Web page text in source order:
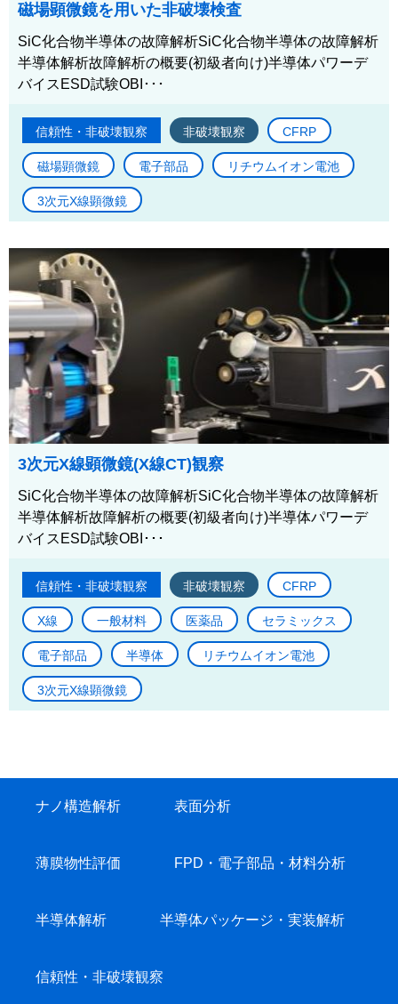
磁場顕微鏡を用いた非破壊検査
SiC化合物半導体の故障解析SiC化合物半導体の故障解析
半導体解析故障解析の概要(初級者向け)半導体パワーデ
バイスESD試験OBI･･･
信頼性・非破壊観察 非破壊観察 CFRP
磁場顕微鏡 電子部品 リチウムイオン電池
3次元X線顕微鏡
3次元X線顕微鏡(X線CT)観察
SiC化合物半導体の故障解析SiC化合物半導体の故障解析
半導体解析故障解析の概要(初級者向け)半導体パワーデ
バイスESD試験OBI･･･
信頼性・非破壊観察 非破壊観察 CFRP
X線 一般材料 医薬品 セラミックス
電子部品 半導体 リチウムイオン電池
3次元X線顕微鏡
ナノ構造解析 表面分析
薄膜物性評価 FPD・電子部品・材料分析
半導体解析 半導体パッケージ・実装解析
信頼性・非破壊観察